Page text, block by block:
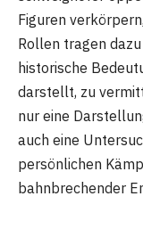
Figuren
Rollen tragen
historische
darstellt, zu
nur eine
auch eine
persönlichen
bahnbrechender